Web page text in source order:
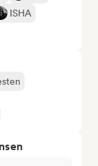
ISHA